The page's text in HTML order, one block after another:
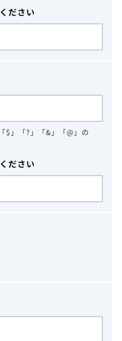
ださい
」「?」「&」「@」の
ださい